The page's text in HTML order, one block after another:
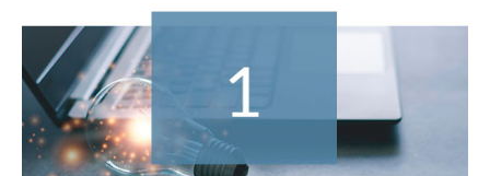
formación
en
Aparato
Digestivo